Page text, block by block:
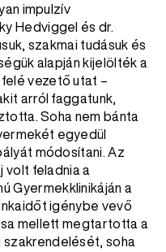
impulzív
Hedviggel és dr.
szakmai tudásuk és
alapján kijelölték a
vezető utat –
arról faggatunk,
Soha nem bánta
egyedül
módosítani. Az
volt feladnia a
Gyermekklinikáján a
igénybe vevő
mellett megtartotta a
soha